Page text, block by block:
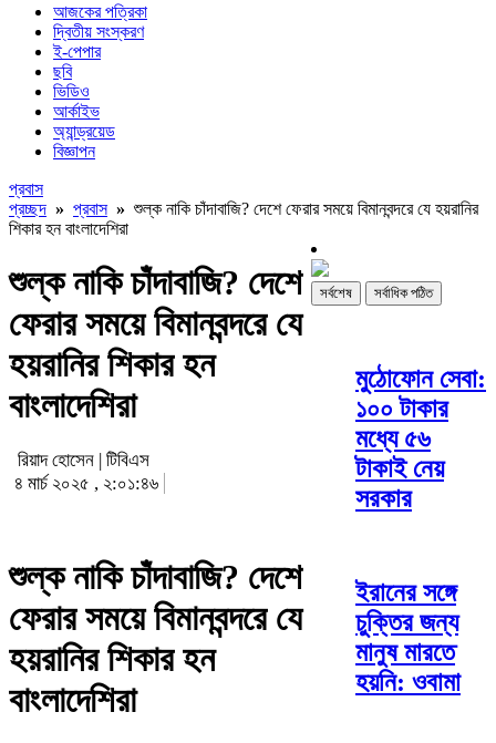
আজকের পত্রিকা
দ্বিতীয় সংস্করণ
ই-পেপার
ছবি
ভিডিও
আর্কাইভ
অ্যান্ড্রয়েড
বিজ্ঞাপন
প্রবাস
প্রচ্ছদ » প্রবাস»শুল্ক নাকি চাঁদাবাজি? দেশে ফেরার সময়ে বিমানবন্দরে যে হয়রানির
শিকার হন বাংলাদেশিরা
শুল্ক নাকি চাঁদাবাজি? দেশে
ফেরার সময়ে বিমানবন্দরে যে
হয়রানির শিকার হন
বাংলাদেশিরা
রিয়াদ হোসেন | টিবিএস
৪ মার্চ ২০২৫ , ২:০১:৪৬
শুল্ক নাকি চাঁদাবাজি? দেশে
ফেরার সময়ে বিমানবন্দরে যে
হয়রানির শিকার হন
বাংলাদেশিরা
সর্বশেষ সর্বাধিক পঠিত
মুঠোফোন সেবা:
১০০ টাকার
মধ্যে ৫৬
টাকাই নেয়
সরকার
ইরানের সঙ্গে
চুক্তির জন্য
মানুষ মারতে
হয়নি: ওবামা